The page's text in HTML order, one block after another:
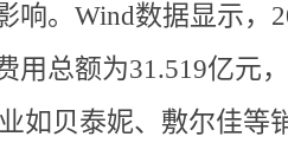
响。Wind数据显示，
用总额为31.519亿元
如贝泰妮、敷尔佳等